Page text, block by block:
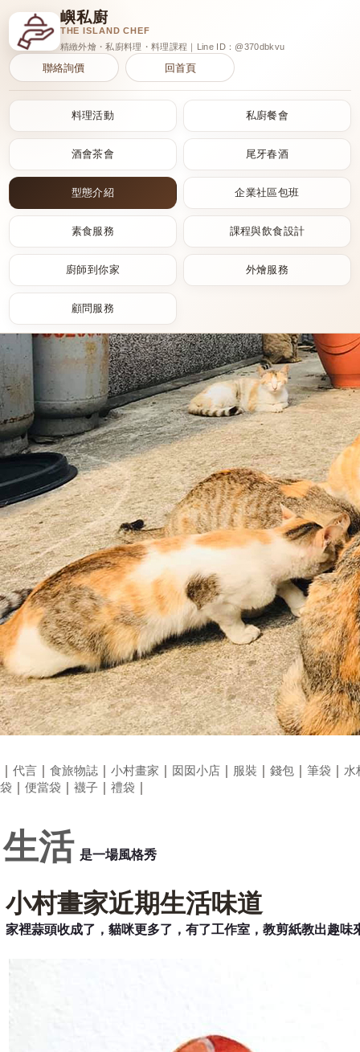
嶼私廚
THE ISLAND CHEF
精緻外燴・私廚料理・料理課程｜Line ID：@370dbkvu
聯絡詢價 回首頁
料理活動 私廚餐會
酒會茶會 尾牙春酒
型態介紹 企業社區包班
素食服務 課程與飲食設計
廚師到你家 外燴服務
顧問服務
代言 食旅物誌 小村畫家 囡囡小店 服裝 錢包 筆袋
水
袋
便當袋 襪子 禮袋
生活 是一場風格秀
小村畫家近期生活味道
家裡蒜頭收成了，貓咪更多了，有了工作室，教剪紙教出趣味